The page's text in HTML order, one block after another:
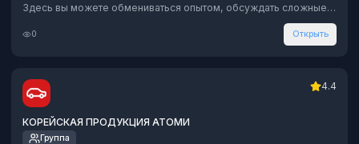
Здесь вы можете обмениваться опытом, обсуждать сложные
супервизии, делиться материалами, задавать вопросы и
сообществу, которое говорит с вами на одном языке.
0 Открыть
4.4
КОРЕЙСКАЯ ПРОДУКЦИЯ АТО́МИ
Группа